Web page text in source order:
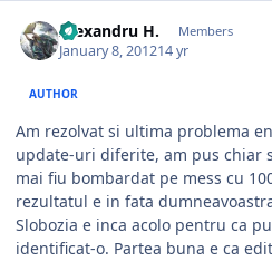
Alexandru H. Members
January 8, 201214 yr
AUTHOR
Am rezolvat si ultima problema
update-uri diferite, am pus chiar
mai fiu bombardat pe mess cu
rezultatul e in fata
Slobozia e inca acolo pentru ca
identificat-o. Partea buna e ca